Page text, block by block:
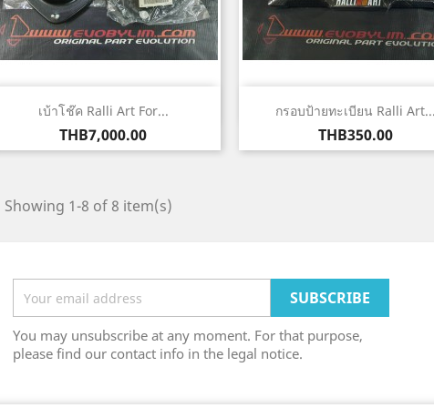
เบ้าโช๊ค Ralli Art For...
Price
THB7,000.00
Quick view กรอบป้ายทะเบียน Ralli
Price
THB350.00
Quick view
Showing 1-8 of 8 item(s)
You may unsubscribe at any moment. For that purpose,
please find our contact info in the legal notice.